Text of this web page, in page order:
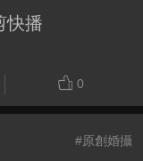
快播
0
#原創婚攝